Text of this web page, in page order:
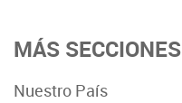
MÁS SECCIONES
Nuestro País